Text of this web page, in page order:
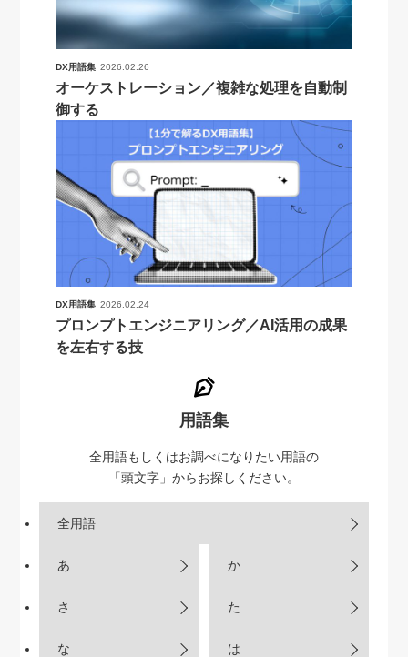
DX用語集 2026.02.26
オーケストレーション／複雑な処理を自動制
御する
DX用語集 2026.02.24
プロンプトエンジニアリング／AI活用の成果
を左右する技
用語集
全用語もしくはお調べになりたい用語の
「頭文字」からお探しください。
全用語
あ か
さ た
な は